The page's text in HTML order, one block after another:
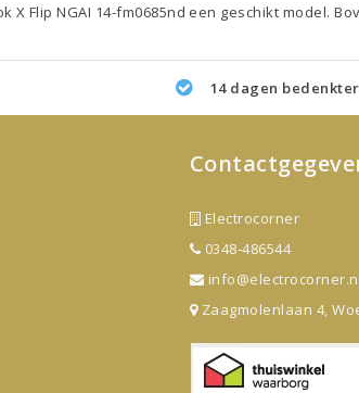
Flip NGAI 14-fm0685nd een geschikt model.
14 dagen
Electrocorner
0348-486544
Zaagmolenlaan 4,